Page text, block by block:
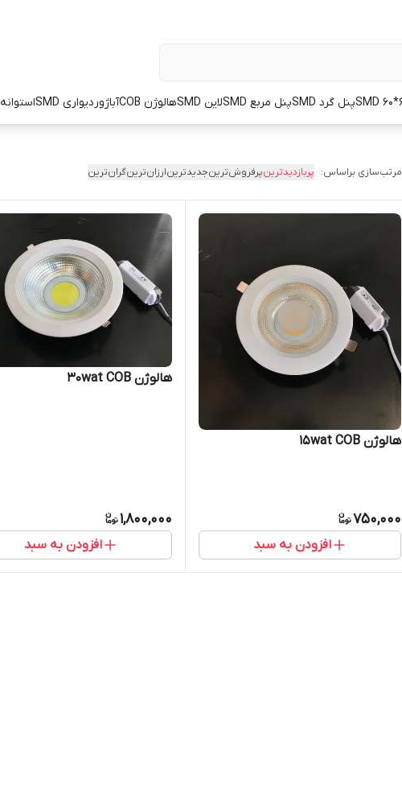
پنل گرد SMD پنل مربع SMD لاین SMD هالوژن COB آباژوردیواری SMD استوانه SPOT
مرتب‌سازی براساس: پربازدیدترینپرفروش‌ترینجدیدترینارزان‌ترینگران‌ترین
هالوژن 15wat COB
750,000
افزودن به سبد
هالوژن 30wat COB
1,800,000
افزودن به سبد